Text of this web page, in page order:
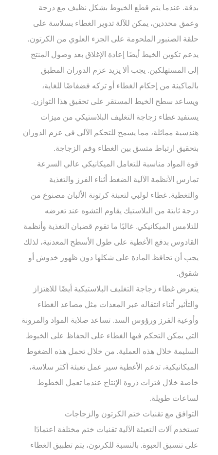
بدقة. عندما يتم قطع الخيوط بشكل نظيف مع درجة
وعمق محددين، يمكن للآلة تدوير الغطاء بسلاسة على
حلقة الصنبور الملحومة على الجزء العلوي من الكرتون.
يدعم تكوين الخيط أيضًا إعادة الإغلاق بعد وصول المنتج
إلى المستهلكين. يجب ألا يزيد عزم الدوران المطبق
بالماكينة من إحكام الغطاء أو تركه فضفاضًا للغاية،
ويساعد سطح الخيط المستقر على تحقيق هذا التوازن.
يستفيد غطاء زجاجة التغليف البلاستيكي من ميزات
هندسية مماثلة، مما يسمح للتحكم الآلي في عزم الدوران
بتحقيق ارتباط متسق بين الغطاء وفم الزجاجة.
قوة المواد مناسبة للتعامل الميكانيكي عالي السرعة
تمارس الأنظمة الآلية الضغط أثناء الفرز والتغذية
والتغطية. غطاء لولبي لتعبئة كرتونة الألبان مصنوع من
درجة ثابتة من البلاستيك يقاوم التشوه عند تعرضه
للتلامس الميكانيكي. غالبًا ما تقوم قضبان التغذية وأنظمة
القادوس بدفع الأغطية على طول الأسطح المعدنية، لذلك
يجب أن تحافظ المادة على شكلها دون ظهور خدوش أو
شقوق.
يتعرض غطاء زجاجة التغليف البلاستيكية أيضًا للاهتزاز
والتأثير أثناء انتقاله عبر المعدات مثل مصاعد الغطاء
وأوعية الفرز ورؤوس السد. تساعد صلابة المواد والمرونة
التي يمكن التحكم فيها الغطاء على الحفاظ على الخيوط
السليمة خلال هذه العملية. من خلال تحمل هذه الضغوط
الميكانيكية، تدعم الأغطية سير عمل تعبئة أكثر سلاسة،
خاصة خلال فترات ذروة الإنتاج عندما تعمل الخطوط
لساعات طويلة.
التوافق مع تقنيات ختم الكرتون والزجاجات
تستخدم آلات التعبئة الآلية تقنيات ختم مختلفة اعتمادًا
على تنسيق العبوة. بالنسبة للكرتون، يتم تطبيق الغطاء